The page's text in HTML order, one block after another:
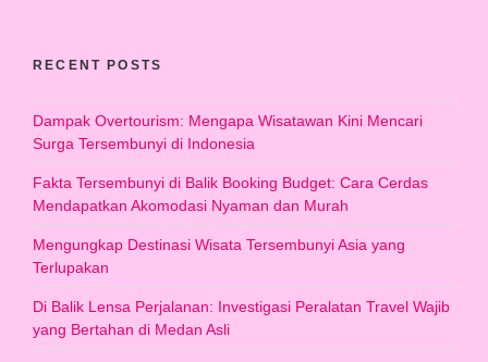
RECENT POSTS
Dampak Overtourism: Mengapa Wisatawan Kini Mencari
Surga Tersembunyi di Indonesia
Fakta Tersembunyi di Balik Booking Budget: Cara Cerdas
Mendapatkan Akomodasi Nyaman dan Murah
Mengungkap Destinasi Wisata Tersembunyi Asia yang
Terlupakan
Di Balik Lensa Perjalanan: Investigasi Peralatan Travel Wajib
yang Bertahan di Medan Asli